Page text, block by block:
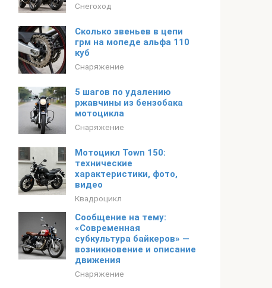
Снегоход
Сколько звеньев в цепи
грм на мопеде альфа 110
куб
Снаряжение
5 шагов по удалению
ржавчины из бензобака
мотоцикла
Снаряжение
Мотоцикл Town 150:
технические
характеристики, фото,
видео
Квадроцикл
Сообщение на тему:
«Современная
субкультура байкеров» —
возникновение и описание
движения
Снаряжение